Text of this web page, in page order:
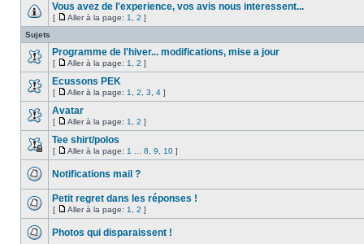
Vous avez de l'experience, vos avis nous interessent...
[ Aller à la page: 1 2 ]
Sujets
Programme de l'hiver... modifications, mise a jour
[ Aller à la page: 1 2 ]
Ecussons PEK
[ Aller à la page: 1 2 3 4 ]
Avatar
[ Aller à la page: 1 2 ]
Tee shirt/polos
[ Aller à la page: 1 8 9 10 ]
Notifications mail ?
Petit regret dans les réponses !
[ Aller à la page: 1 2 ]
Photos qui disparaissent !